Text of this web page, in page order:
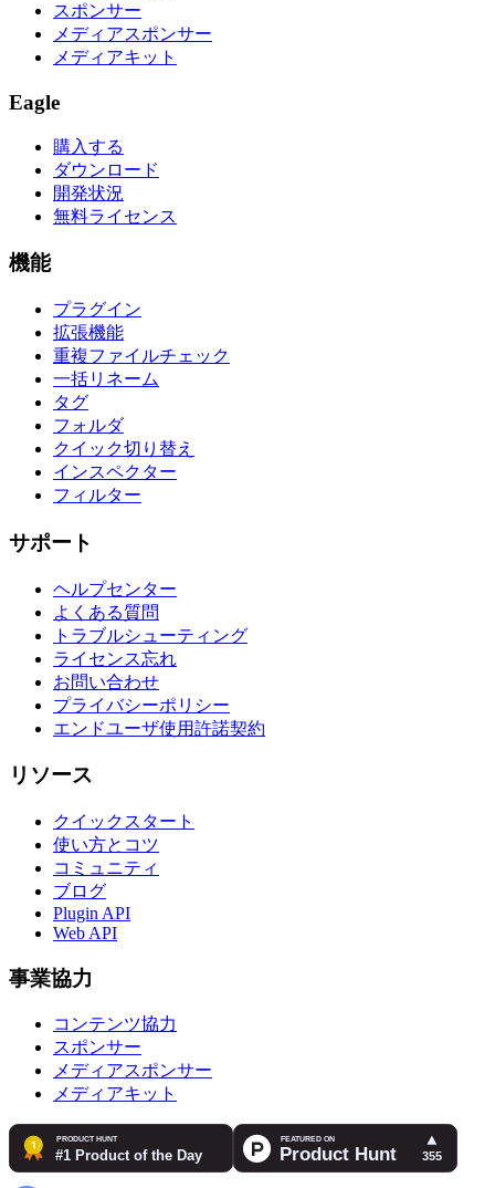
スポンサー
メディアスポンサー
メディアキット
Eagle
購入する
ダウンロード
開発状況
無料ライセンス
機能
プラグイン
拡張機能
重複ファイルチェック
一括リネーム
タグ
フォルダ
クイック切り替え
インスペクター
フィルター
サポート
ヘルプセンター
よくある質問
トラブルシューティング
ライセンス忘れ
お問い合わせ
プライバシーポリシー
エンドユーザ使用許諾契約
リソース
クイックスタート
使い方とコツ
コミュニティ
ブログ
Plugin API
Web API
事業協力
コンテンツ協力
スポンサー
メディアスポンサー
メディアキット